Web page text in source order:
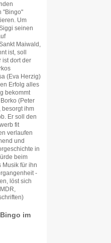
"Bingo"
Um
seinen
Maiwald,
ist, soll
ist dort der
(Eva Herzig)
Erfolg alles
bekommt
(Peter
besorgt ihm
Er soll den
fit
verlaufen
und
in
beim
Musik für ihn
-
löst sich
im